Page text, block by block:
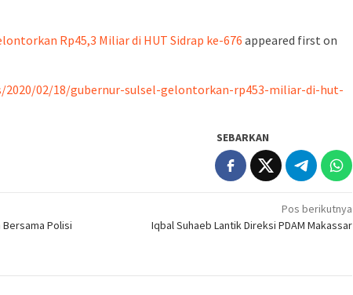
Rp45,3 Miliar di HUT Sidrap ke-676 appeared first on
02/18/gubernur-sulsel-gelontorkan-rp453-miliar-di-hut-
SEBARKAN
Polisi
Pos berikutnya
Iqbal Suhaeb Lantik Direksi PDAM Makassar